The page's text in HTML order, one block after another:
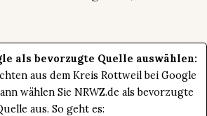
als bevorzugte Quelle auswählen:
aus dem Kreis Rottweil bei Google
wählen Sie NRWZ.de als bevorzugte
aus. So geht es: